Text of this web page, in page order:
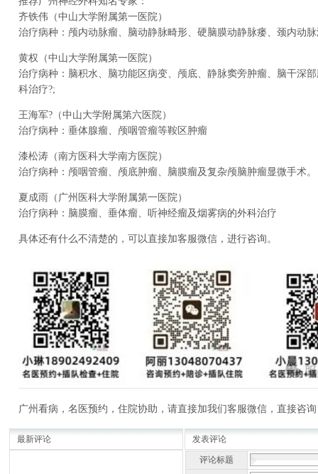
齐铁伟（中山大学附属第一医院）
治疗病种：颅内动脉瘤、脑动静脉畸形、硬脑膜动静脉瘘、颈内动
黄权（中山大学附属第一医院）
治疗病种：脑积水、脑功能区病变、颅底、静脉窦旁肿瘤、脑干深
科治疗?;
王海军?（中山大学附属第六医院）
治疗病种：垂体腺瘤、颅咽管瘤等鞍区肿瘤
漆松涛（南方医科大学南方医院）
治疗病种：颅咽管瘤、颅底肿瘤、脑膜瘤及复杂颅脑肿瘤显微手术。
夏成雨（广州医科大学附属第一医院）
治疗病种：脑膜瘤、垂体瘤、听神经瘤及烟雾病的外科治疗
具体还有什么不清楚的，可以直接加客服微信，进行咨询。
广州看病，名医预约，住院协助，请直接加我们客服微信，直接咨
最新评论 发表评论
评论标题